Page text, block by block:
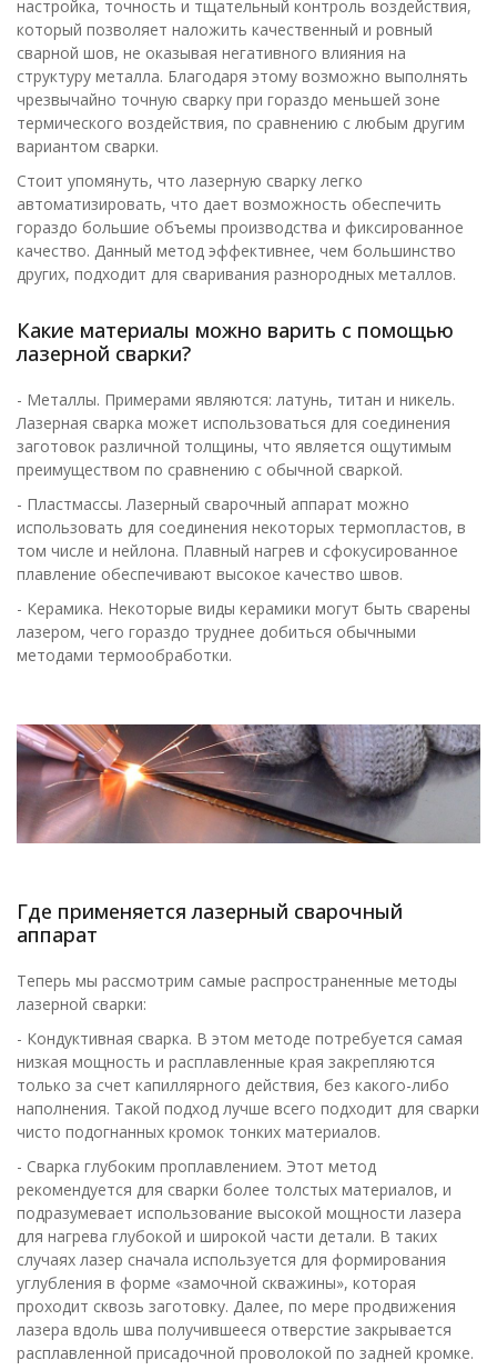
настройка, точность и тщательный контроль воздействия,
который позволяет наложить качественный и ровный
сварной шов, не оказывая негативного влияния на
структуру металла. Благодаря этому возможно выполнять
чрезвычайно точную сварку при гораздо меньшей зоне
термического воздействия, по сравнению с любым другим
вариантом сварки.
Стоит упомянуть, что лазерную сварку легко
автоматизировать, что дает возможность обеспечить
гораздо большие объемы производства и фиксированное
качество. Данный метод эффективнее, чем большинство
других, подходит для сваривания разнородных металлов.
Какие материалы можно варить с помощью
лазерной сварки?
- Металлы. Примерами являются: латунь, титан и никель.
Лазерная сварка может использоваться для соединения
заготовок различной толщины, что является ощутимым
преимуществом по сравнению с обычной сваркой.
- Пластмассы. Лазерный сварочный аппарат можно
использовать для соединения некоторых термопластов, в
том числе и нейлона. Плавный нагрев и сфокусированное
плавление обеспечивают высокое качество швов.
- Керамика. Некоторые виды керамики могут быть сварены
лазером, чего гораздо труднее добиться обычными
методами термообработки.
Где применяется лазерный сварочный
аппарат
Теперь мы рассмотрим самые распространенные методы
лазерной сварки:
- Кондуктивная сварка. В этом методе потребуется самая
низкая мощность и расплавленные края закрепляются
только за счет капиллярного действия, без какого-либо
наполнения. Такой подход лучше всего подходит для сварки
чисто подогнанных кромок тонких материалов.
- Сварка глубоким проплавлением. Этот метод
рекомендуется для сварки более толстых материалов, и
подразумевает использование высокой мощности лазера
для нагрева глубокой и широкой части детали. В таких
случаях лазер сначала используется для формирования
углубления в форме «замочной скважины», которая
проходит сквозь заготовку. Далее, по мере продвижения
лазера вдоль шва получившееся отверстие закрывается
расплавленной присадочной проволокой по задней кромке.